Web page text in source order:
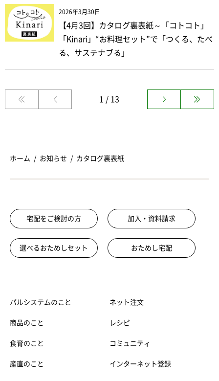
2026年3月30日
【4月3回】カタログ裏表紙～「コトコト」
「Kinari」“お料理セット”で「つくる、たべ
る、サステナブる」
1 / 13
ホーム お知らせ カタログ裏表紙
宅配をご検討の方 加入・資料請求
選べるおためしセット おためし宅配
パルシステムのこと
商品のこと
食育のこと
産直のこと
ネット注文
レシピ
コミュニティ
インターネット登録